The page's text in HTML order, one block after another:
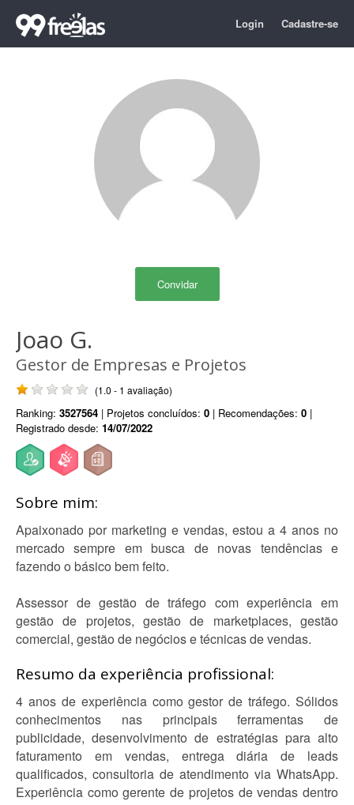
Login Cadastre-se
Convidar
Joao G.
Gestor de Empresas e Projetos
(1.0 - 1 avaliação)
Ranking: 3527564 | Projetos concluídos: 0 | Recomendações: 0 |
Registrado desde: 14/07/2022
Sobre mim:
Apaixonado por marketing e vendas, estou a 4 anos no
mercado sempre em busca de novas tendências e
fazendo o básico bem feito.
Assessor de gestão de tráfego com experiência em
gestão de projetos, gestão de marketplaces, gestão
comercial, gestão de negócios e técnicas de vendas.
Resumo da experiência profissional:
4 anos de experiência como gestor de tráfego. Sólidos
conhecimentos nas principais ferramentas de
publicidade, desenvolvimento de estratégias para alto
faturamento em vendas, entrega diária de leads
qualificados, consultoria de atendimento via WhatsApp.
Experiência como gerente de projetos de vendas dentro